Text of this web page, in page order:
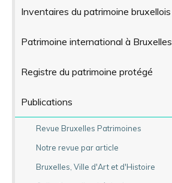
Inventaires du patrimoine bruxellois
Patrimoine international à Bruxelles
Registre du patrimoine protégé
Publications
Revue Bruxelles Patrimoines
Notre revue par article
Bruxelles, Ville d'Art et d'Histoire